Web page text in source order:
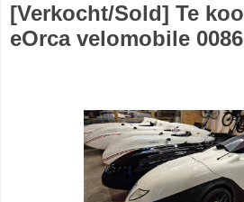
[Verkocht/Sold] Te
eOrca velomobile 0086